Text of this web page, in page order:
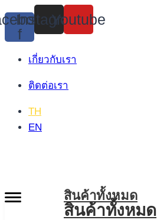
Skip
to
content
f
Instagram
Youtube
เกี่ยวกับเรา
ติดต่อเรา
TH
EN
สินค้าทั้งหมด
สินค้าทั้งหมด